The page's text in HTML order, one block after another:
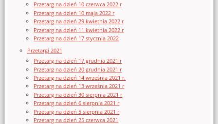
Przetarg na dzień 10 czerwca 2022 r
Przetarg na dzień 10 maja 2022 r
Przetarg na dzień 29 kwietnia 2022 r
Przetarg na dzień 11 kwietnia 2022 r
Przetarg na dzień 17 stycznia 2022
Przetargi 2021
Przetarg na dzień 17 grudnia 2021 r
Przetarg na dzień 20 grudnia 2021 r
Przetarg na dzień 14 września 2021 r.
Przetarg na dzień 13 września 2021 r
Przetarg na dzień 30 sierpnia 2021 r
Przetarg na dzień 6 sierpnia 2021 r
Przetarg na dzień 5 sierpnia 2021 r
Przetarg na dzień 25 czerwca 2021